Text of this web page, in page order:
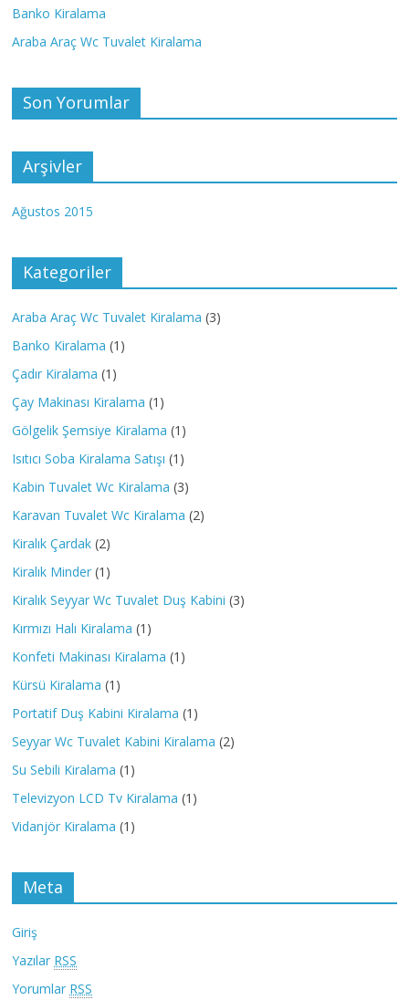
Banko Kiralama
Araba Araç Wc Tuvalet Kiralama
Son Yorumlar
Arşivler
Ağustos 2015
Kategoriler
Araba Araç Wc Tuvalet Kiralama (3)
Banko Kiralama (1)
Çadır Kiralama (1)
Çay Makinası Kiralama (1)
Gölgelik Şemsiye Kiralama (1)
Isıtıcı Soba Kiralama Satışı (1)
Kabin Tuvalet Wc Kiralama (3)
Karavan Tuvalet Wc Kiralama (2)
Kiralık Çardak (2)
Kiralık Minder (1)
Kiralık Seyyar Wc Tuvalet Duş Kabini (3)
Kırmızı Halı Kiralama (1)
Konfeti Makinası Kiralama (1)
Kürsü Kiralama (1)
Portatif Duş Kabini Kiralama (1)
Seyyar Wc Tuvalet Kabini Kiralama (2)
Su Sebili Kiralama (1)
Televizyon LCD Tv Kiralama (1)
Vidanjör Kiralama (1)
Meta
Giriş
Yazılar RSS
Yorumlar RSS